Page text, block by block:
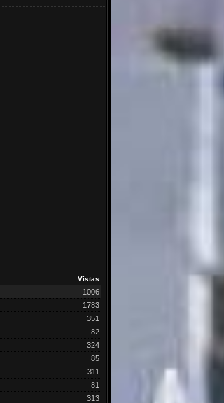
Vistas
1006
1783
351
82
324
85
311
81
313